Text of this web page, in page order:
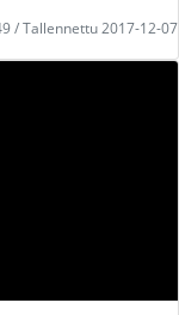
/ Tallennettu 2017-12-07